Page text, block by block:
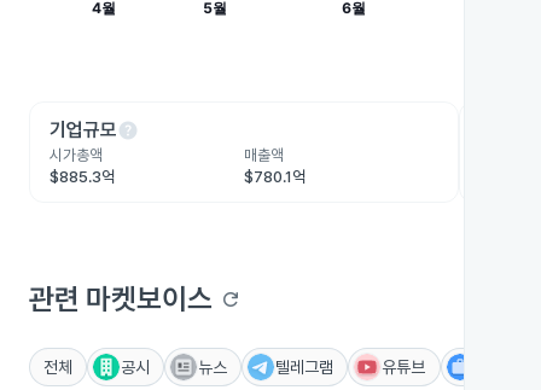
기업규모help
시가총액
$885.3억
매출액
$780.1억
관련 마켓보이스 refresh
전체 공시 뉴스 텔레그램 유튜브